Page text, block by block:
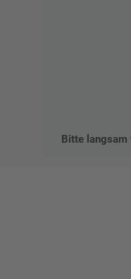
Bitte langsam